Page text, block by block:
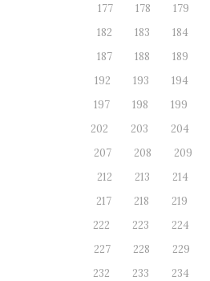
177
178 179
182
183 184
187
188 189
192
193 194
197
198 199
202
203 204
207
208 209
212
213 214
217
218 219
222
223 224
227
228 229
232
233 234